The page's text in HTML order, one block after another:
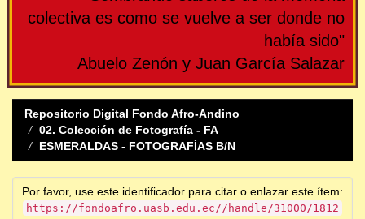
colectiva es como se vuelve a ser donde no
había sido"
Abuelo Zenón y Juan García Salazar
Repositorio Digital Fondo Afro-Andino
02. Colección de Fotografía - FA
ESMERALDAS - FOTOGRAFÍAS B/N
Por favor, use este identificador para citar o enlazar este ítem:
https://fondoafro.uasb.edu.ec//handle/31000/1812